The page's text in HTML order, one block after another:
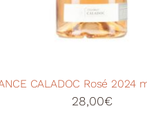
CALADOC Rosé 2024
28,00€